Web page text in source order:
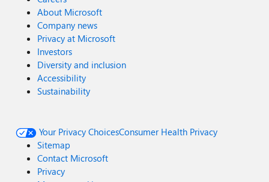
About Microsoft
Company news
Privacy at Microsoft
Investors
Diversity and inclusion
Accessibility
Sustainability
Your Privacy ChoicesConsumer Health Privacy
Sitemap
Contact Microsoft
Privacy